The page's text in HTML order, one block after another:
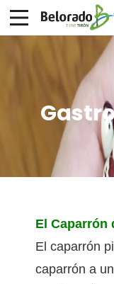
El Caparrón
El caparrón
caparrón a